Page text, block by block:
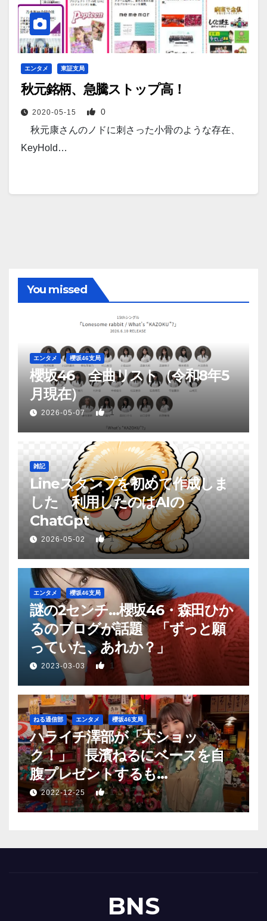
エンタメ 東証支局
秋元銘柄、急騰ストップ高！
2020-05-15 0
秋元康さんのノドに刺さった小骨のような存在、
KeyHold…
You missed
エンタメ 櫻坂46支局
櫻坂46 全曲リスト（令和8年5
月現在）
2026-05-07 1
雑記
Lineスタンプを初めて作成しま
した 利用したのはAIの
ChatGpt
2026-05-02 1
エンタメ 櫻坂46支局
謎の2センチ…櫻坂46・森田ひか
るのブログが話題 「ずっと願
っていた、あれか？」
2023-03-03 1
ねる通信部 エンタメ 櫻坂46支局
ハライチ澤部が「大ショッ
ク！」 長濱ねるにベースを自
腹プレゼントするも…
2022-12-25 1
BNS